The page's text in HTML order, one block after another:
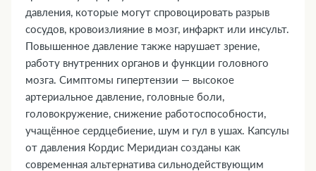
давления, которые могут спровоцировать разрыв
сосудов, кровоизлияние в мозг, инфаркт или инсульт.
Повышенное давление также нарушает зрение,
работу внутренних органов и функции головного
мозга. Симптомы гипертензии — высокое
артериальное давление, головные боли,
головокружение, снижение работоспособности,
учащённое сердцебиение, шум и гул в ушах. Капсулы
от давления Кордис Меридиан созданы как
современная альтернатива сильнодействующим